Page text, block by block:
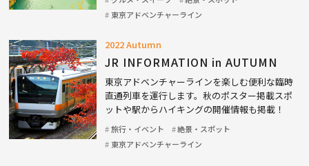
東京アドベンチャーライン
2022 Autumn
JR INFORMATION in AUTUMN
東京アドベンチャーラインを楽しむ便利な臨時
直通列車を運行します。秋のポスター掲載スポ
ットや駅からハイキングの開催情報も掲載！
旅行・イベント
絶景・スポット
東京アドベンチャーライン